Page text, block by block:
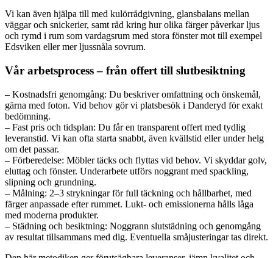
Vi kan även hjälpa till med kulörrådgivning, glansbalans mellan
väggar och snickerier, samt råd kring hur olika färger påverkar ljus
och rymd i rum som vardagsrum med stora fönster mot till exempel
Edsviken eller mer ljussnåla sovrum.
Vår arbetsprocess – från offert till slutbesiktning
– Kostnadsfri genomgång: Du beskriver omfattning och önskemål,
gärna med foton. Vid behov gör vi platsbesök i Danderyd för exakt
bedömning.
– Fast pris och tidsplan: Du får en transparent offert med tydlig
leveranstid. Vi kan ofta starta snabbt, även kvällstid eller under helg
om det passar.
– Förberedelse: Möbler täcks och flyttas vid behov. Vi skyddar golv,
eluttag och fönster. Underarbete utförs noggrant med spackling,
slipning och grundning.
– Målning: 2–3 strykningar för full täckning och hållbarhet, med
färger anpassade efter rummet. Lukt- och emissionerna hålls låga
med moderna produkter.
– Städning och besiktning: Noggrann slutstädning och genomgång
av resultat tillsammans med dig. Eventuella småjusteringar tas direkt.